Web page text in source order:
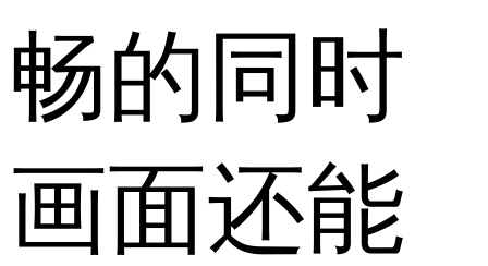
畅的同时
画面还能